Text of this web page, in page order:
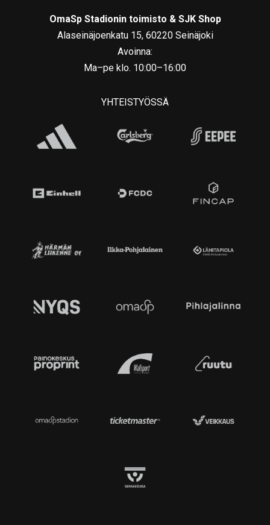
OmaSp Stadionin toimisto & SJK Shop
Alaseinäjoenkatu 15, 60220 Seinäjoki
Avoinna:
Ma–pe klo. 10:00–16:00
YHTEISTYÖSSÄ